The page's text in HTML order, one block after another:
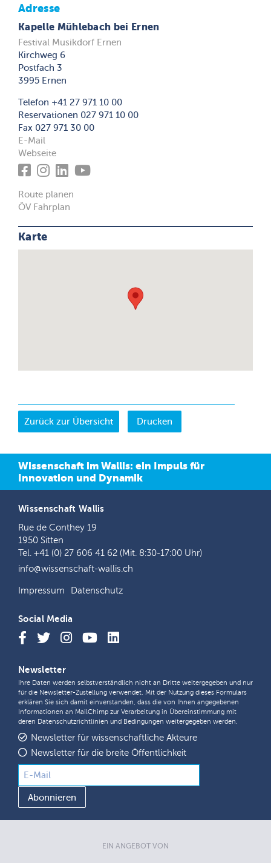
Adresse
Kapelle Mühlebach bei Ernen
Festival Musikdorf Ernen
Kirchweg 6
Postfach 3
3995 Ernen
Telefon +41 27 971 10 00
Reservationen 027 971 10 00
Fax 027 971 30 00
E-Mail
Webseite
Route planen
ÖV Fahrplan
Karte
Drucken
Wissenschaft im Wallis: ein Impuls für
Innovation und Dynamik
Wissenschaft Wallis
Rue de Conthey 19
1950 Sitten
Tel. +41 (0) 27 606 41 62 (Mit. 8:30-17:00 Uhr)
info@wissenschaft-wallis.ch
Impressum Datenschutz
Social Media
Newsletter
Ihre Daten werden selbstverständlich nicht an Dritte weitergegeben und nur
für die Newsletter-Zustellung verwendet. Mit der Nutzung dieses Formulars
erklären Sie sich damit einverstanden, dass die von Ihnen angegebenen
Informationen an MailChimp zur Verarbeitung in Übereinstimmung mit
deren Datenschutzrichtlinien und Bedingungen weitergegeben werden.
Newsletter für wissenschaftliche Akteure
Newsletter für die breite Öffentlichkeit
EIN ANGEBOT VON